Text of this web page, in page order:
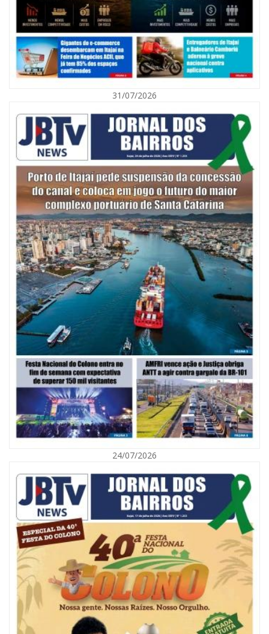
Defesa Civil de Itajaí alerta para chuva, ventos fortes e queda de
temperatura
ITAJAÍ
06/08/2026 | 10:02
Audiência pública debate Programa Municipal de Habitação de Interesse
Social em Itajaí
31/07/2026
24/07/2026